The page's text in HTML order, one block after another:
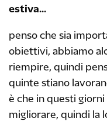
estiva...
penso che sia
obiettivi, abbiamo
riempire, quindi
quinte stiano
è che in questi
migliorare, quindi la